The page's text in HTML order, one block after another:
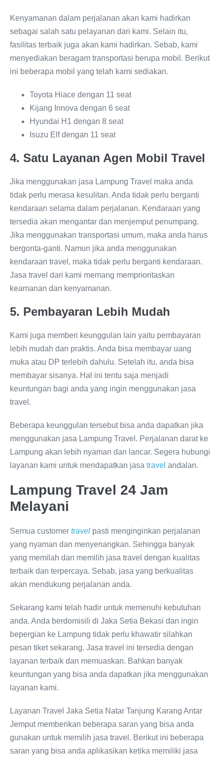
Kenyamanan dalam perjalanan akan kami hadirkan
sebagai salah satu pelayanan dari kami. Selain itu,
fasilitas terbaik juga akan kami hadirkan. Sebab, kami
menyediakan beragam transportasi berupa mobil. Berikut
ini beberapa mobil yang telah kami sediakan.
Toyota Hiace dengan 11 seat
Kijang Innova dengan 6 seat
Hyundai H1 dengan 8 seat
Isuzu Elf dengan 11 seat
4. Satu Layanan Agen Mobil Travel
Jika menggunakan jasa Lampung Travel maka anda
tidak perlu merasa kesulitan. Anda tidak perlu berganti
kendaraan selama dalam perjalanan. Kendaraan yang
tersedia akan mengantar dan menjemput penumpang.
Jika menggunakan transportasi umum, maka anda harus
bergonta-ganti. Namun jika anda menggunakan
kendaraan travel, maka tidak perlu berganti kendaraan.
Jasa travel dari kami memang memprioritaskan
keamanan dan kenyamanan.
5. Pembayaran Lebih Mudah
Kami juga memberi keunggulan lain yaitu pembayaran
lebih mudah dan praktis. Anda bisa membayar uang
muka atau DP terlebih dahulu. Setelah itu, anda bisa
membayar sisanya. Hal ini tentu saja menjadi
keuntungan bagi anda yang ingin menggunakan jasa
travel.
Beberapa keunggulan tersebut bisa anda dapatkan jika
menggunakan jasa Lampung Travel. Perjalanan darat ke
Lampung akan lebih nyaman dan lancar. Segera hubungi
layanan kami untuk mendapatkan jasa travel andalan.
Lampung Travel 24 Jam
Melayani
Semua customer travel pasti menginginkan perjalanan
yang nyaman dan menyenangkan. Sehingga banyak
yang memilah dan memilih jasa travel dengan kualitas
terbaik dan terpercaya. Sebab, jasa yang berkualitas
akan mendukung perjalanan anda.
Sekarang kami telah hadir untuk memenuhi kebutuhan
anda. Anda berdomisili di Jaka Setia Bekasi dan ingin
bepergian ke Lampung tidak perlu khawatir silahkan
pesan tiket sekarang. Jasa travel ini tersedia dengan
layanan terbaik dan memuaskan. Bahkan banyak
keuntungan yang bisa anda dapatkan jika menggunakan
layanan kami.
Layanan Travel Jaka Setia Natar Tanjung Karang Antar
Jemput memberikan beberapa saran yang bisa anda
gunakan untuk memilih jasa travel. Berikut ini beberapa
saran yang bisa anda aplikasikan ketika memiliki jasa